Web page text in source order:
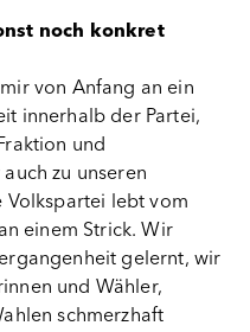
noch konkret
mir von Anfang an ein
innerhalb der Partei,
und
zu unseren
Volkspartei lebt vom
einem Strick. Wir
gelernt, wir
und Wähler,
schmerzhaft